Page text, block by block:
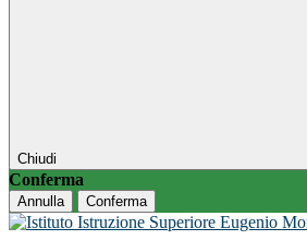
Chiudi
Conferma
Annulla Conferma